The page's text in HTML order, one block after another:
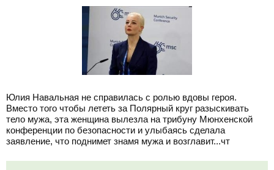
Юлия Навальная не справилась с ролью вдовы героя.
Вместо того чтобы лететь за Полярный круг разыскивать
тело мужа, эта женщина вылезла на трибуну Мюнхенской
конференции по безопасности и улыбаясь сделала
заявление, что поднимет знамя мужа и возглавит...чт